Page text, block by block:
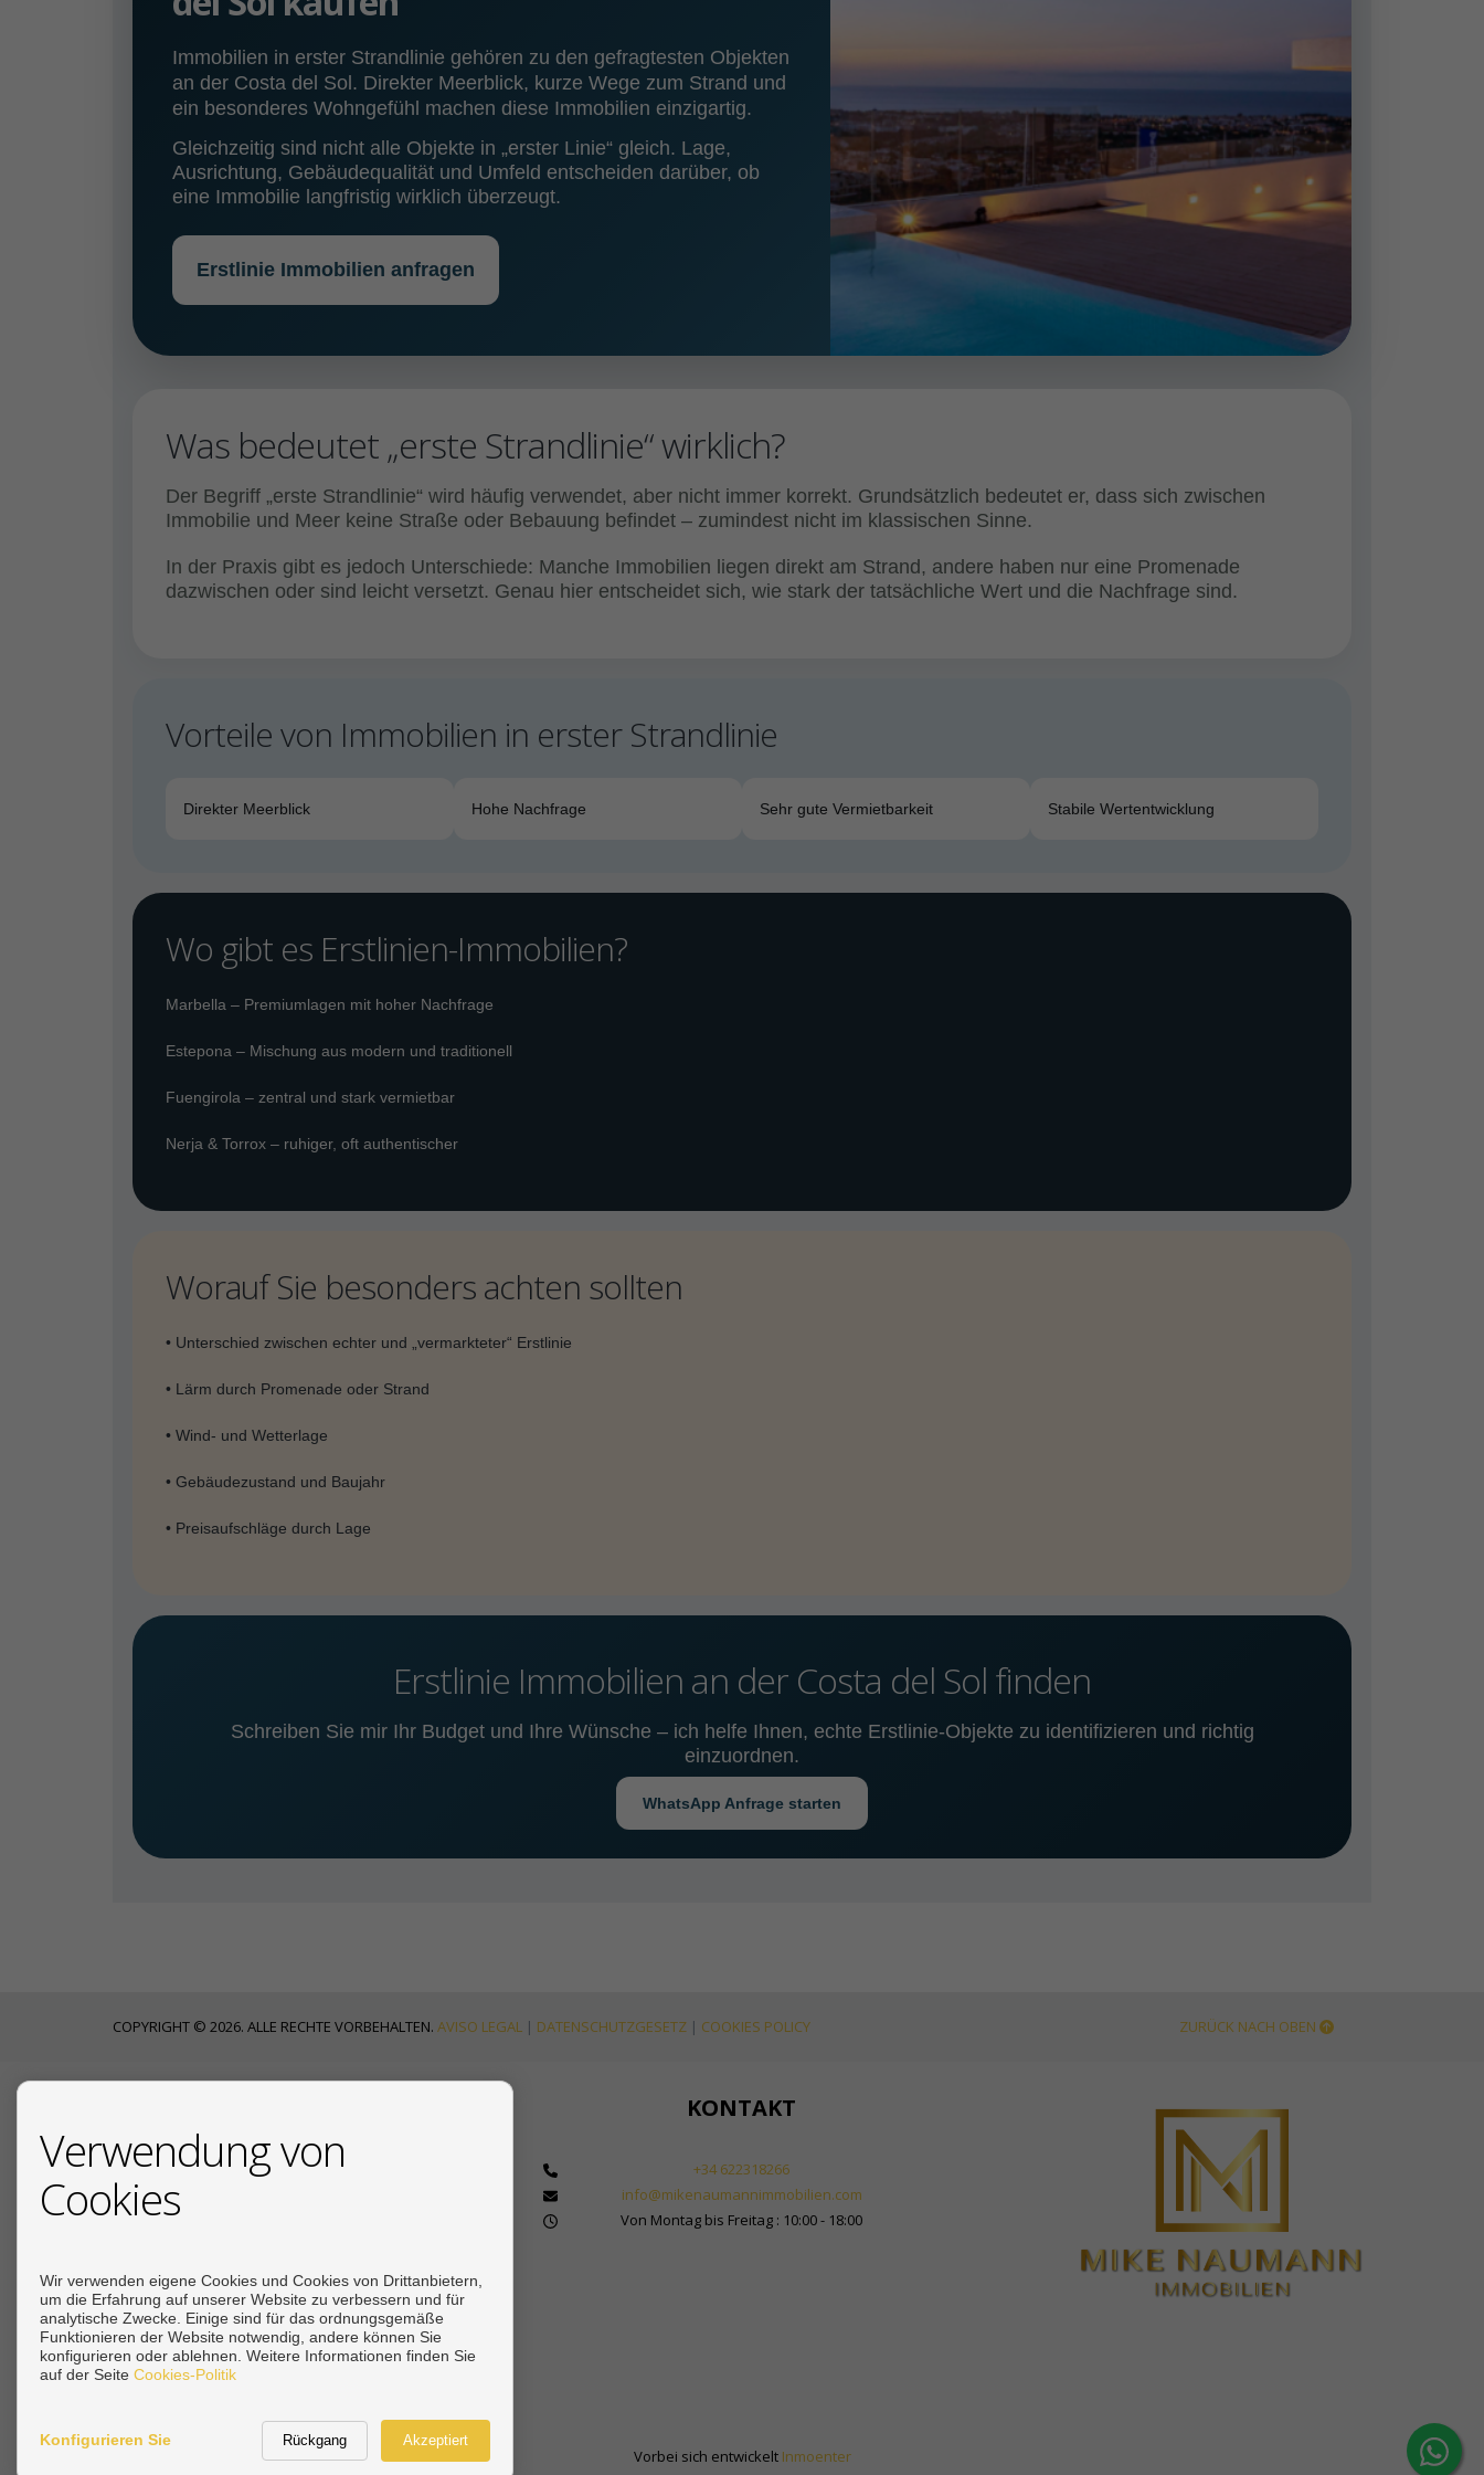
Immobilien in erster Strandlinie gehören zu den gefragtesten Objekten
an der Costa del Sol. Direkter Meerblick, kurze Wege zum Strand und
ein besonderes Wohngefühl machen diese Immobilien einzigartig.
Gleichzeitig sind nicht alle Objekte in „erster Linie“ gleich. Lage,
Ausrichtung, Gebäudequalität und Umfeld entscheiden darüber, ob
eine Immobilie langfristig wirklich überzeugt.
Erstlinie Immobilien anfragen
Was bedeutet „erste Strandlinie“ wirklich?
Der Begriff „erste Strandlinie“ wird häufig verwendet, aber nicht immer korrekt. Grundsätzlich bedeutet er, dass sich zwischen
Immobilie und Meer keine Straße oder Bebauung befindet – zumindest nicht im klassischen Sinne.
In der Praxis gibt es jedoch Unterschiede: Manche Immobilien liegen direkt am Strand, andere haben nur eine Promenade
dazwischen oder sind leicht versetzt. Genau hier entscheidet sich, wie stark der tatsächliche Wert und die Nachfrage sind.
Vorteile von Immobilien in erster Strandlinie
Direkter Meerblick Hohe Nachfrage Sehr gute Vermietbarkeit Stabile Wertentwicklung
Wo gibt es Erstlinien-Immobilien?
Marbella – Premiumlagen mit hoher Nachfrage
Estepona – Mischung aus modern und traditionell
Fuengirola – zentral und stark vermietbar
Nerja & Torrox – ruhiger, oft authentischer
Worauf Sie besonders achten sollten
• Unterschied zwischen echter und „vermarkteter“ Erstlinie
• Lärm durch Promenade oder Strand
• Wind- und Wetterlage
• Gebäudezustand und Baujahr
• Preisaufschläge durch Lage
Erstlinie Immobilien an der Costa del Sol finden
Schreiben Sie mir Ihr Budget und Ihre Wünsche – ich helfe Ihnen, echte Erstlinie-Objekte zu identifizieren und richtig
einzuordnen.
WhatsApp Anfrage starten
COPYRIGHT © 2026. ALLE RECHTE VORBEHALTEN. AVISO LEGAL | DATENSCHUTZGESETZ | COOKIES POLICY ZURÜCK NACH OBEN
18/07/2026
19/12/2025
KONTAKT
+34 622318266
info@mikenaumannimmobilien.com
Von Montag bis Freitag : 10:00 - 18:00
Vorbei sich entwickelt Inmoenter
Verwendung von
Cookies
Wir verwenden eigene Cookies und Cookies von Drittanbietern,
um die Erfahrung auf unserer Website zu verbessern und für
analytische Zwecke. Einige sind für das ordnungsgemäße
Funktionieren der Website notwendig, andere können Sie
konfigurieren oder ablehnen. Weitere Informationen finden Sie
auf der Seite Cookies-Politik
Konfigurieren Sie